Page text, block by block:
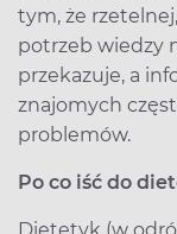
tym, że
potrzeb wiedzy
przekazuje, a
znajomych
problemów.
Po co iść do